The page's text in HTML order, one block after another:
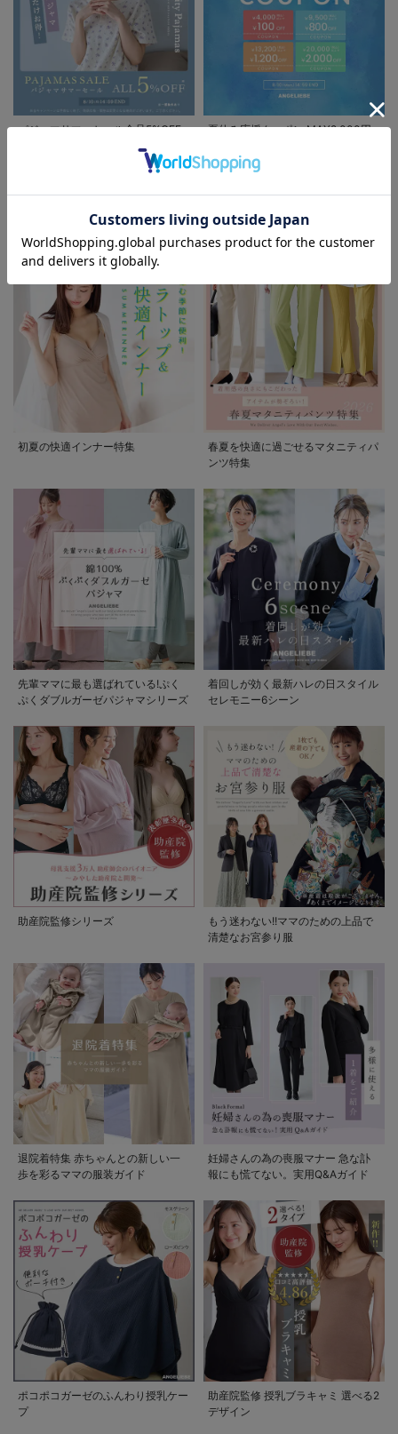
お買い物を続ける カートへ進む
RELATED ITEMS
2
5%OFF
【親子コーデ可】
リボン柄プリント
２ＷＡＹパジャ
マ マタニティ・
授乳パジャマ【出
産後も長く使え
¥4,741 (税込)
2
【親子コーデ可】
リボン柄プリント
2WAYオール
¥3,300 (税込)
パジャマサマーセール全品5%OFF
夏休み応援クーポン MAX2,000円
FEATURE
マタニティウェア/授乳服/
初夏の快適インナー特集
春夏を快適に過ごせるマタニティパ
ンツ特集
先輩ママに最も選ばれている!ぷく
ぷくダブルガーゼパジャマシリーズ
着回しが効く最新ハレの日スタイル
セレモニー6シーン
助産院監修シリーズ
もう迷わない!!ママのための上品で
清楚なお宮参り服
退院着特集 赤ちゃんとの新しい一
歩を彩るママの服装ガイド
妊婦さんの為の喪服マナー 急な訃
報にも慌てない。実用Q&Aガイド
ポコポコガーゼのふんわり授乳ケー
プ
助産院監修 授乳ブラキャミ 選べる2
デザイン
お気に入り商品を確認する